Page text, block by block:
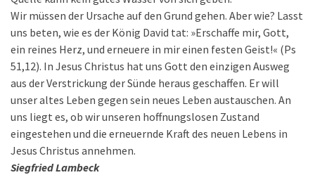
Wir müssen der Ursache auf den Grund gehen. Aber wie? Lasst
uns beten, wie es der König David tat: »Erschaffe mir, Gott,
ein reines Herz, und erneuere in mir einen festen Geist!« (Ps
51,12). In Jesus Christus hat uns Gott den einzigen Ausweg
aus der Verstrickung der Sünde heraus geschaffen. Er will
unser altes Leben gegen sein neues Leben austauschen. An
uns liegt es, ob wir unseren hoffnungslosen Zustand
eingestehen und die erneuernde Kraft des neuen Lebens in
Jesus Christus annehmen.
Siegfried Lambeck